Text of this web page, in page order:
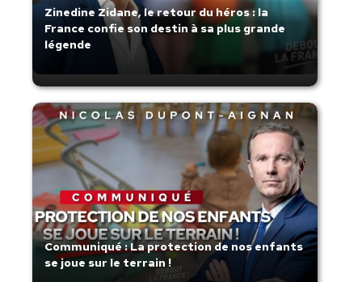
Zinedine Zidane, le retour du héros : la
France confie son destin à sa plus grande
légende
Communiqué : La protection de nos enfants
se joue sur le terrain !